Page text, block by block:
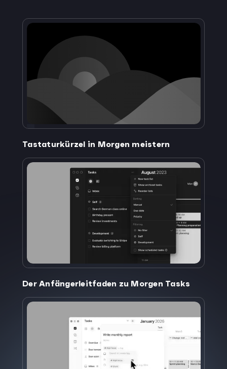
Tastaturkürzel in Morgen meistern
Der Anfängerleitfaden zu Morgen Tasks